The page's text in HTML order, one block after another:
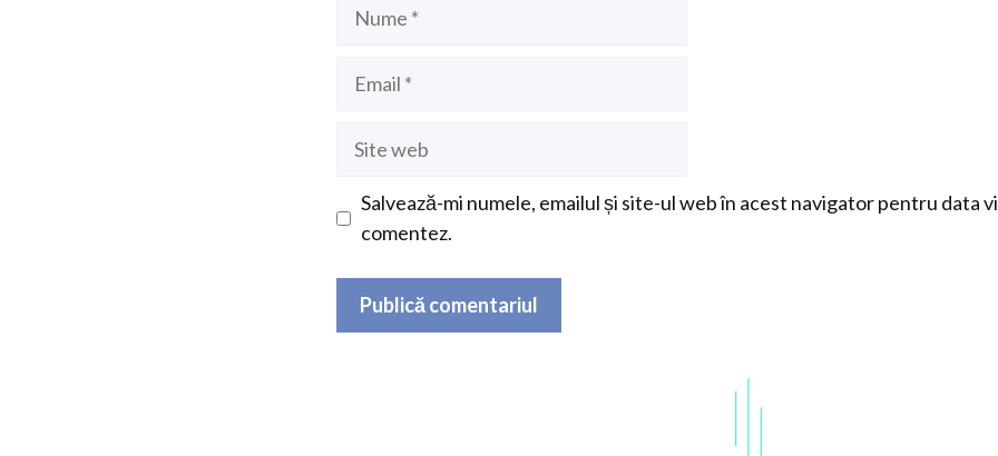
Salvează-mi numele, emailul și site-ul web în acest navigator pentru data
comentez.